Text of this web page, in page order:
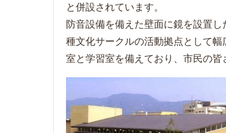
と併設されています。
防音設備を備えた壁面に鏡を設置
種文化サークルの活動拠点として
室と学習室を備えており、市民の皆